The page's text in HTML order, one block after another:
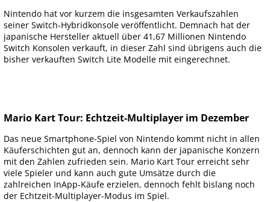
Nintendo hat vor kurzem die insgesamten Verkaufszahlen
seiner Switch-Hybridkonsole veröffentlicht. Demnach hat der
japanische Hersteller aktuell über 41,67 Millionen Nintendo
Switch Konsolen verkauft, in dieser Zahl sind übrigens auch die
bisher verkauften Switch Lite Modelle mit eingerechnet.
Mario Kart Tour: Echtzeit-Multiplayer im Dezember
Das neue Smartphone-Spiel von Nintendo kommt nicht in allen
Käuferschichten gut an, dennoch kann der japanische Konzern
mit den Zahlen zufrieden sein. Mario Kart Tour erreicht sehr
viele Spieler und kann auch gute Umsätze durch die
zahlreichen InApp-Käufe erzielen, dennoch fehlt bislang noch
der Echtzeit-Multiplayer-Modus im Spiel.